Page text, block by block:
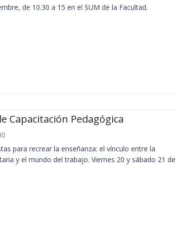
de 10.30 a 15 en el SUM de la Facultad.
Capacitación Pedagógica
para recrear la enseñanza: el vínculo entre la
y el mundo del trabajo. Viernes 20 y sábado 21 de